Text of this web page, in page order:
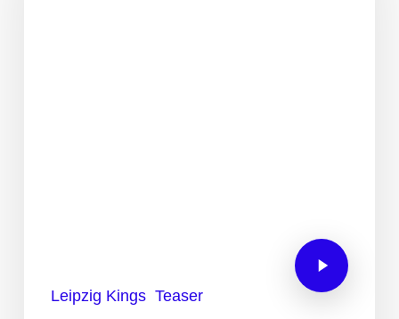
Leipzig Kings Teaser